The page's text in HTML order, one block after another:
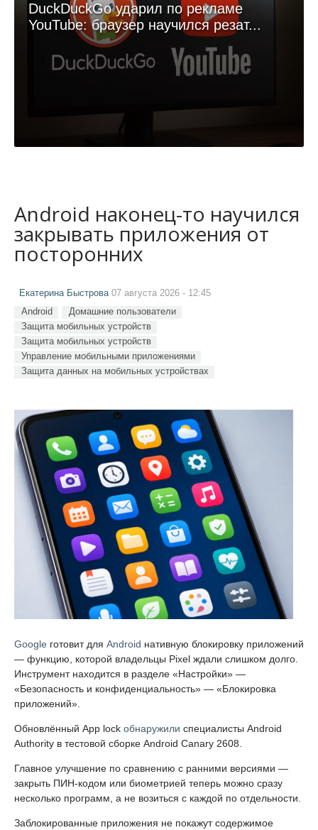
DuckDuckGo ударил по рекламе
YouTube: браузер научился резат...
Android наконец-то научился
закрывать приложения от
посторонних
Екатерина Быстрова07 августа 2026 - 12:45
Android
Домашние пользователи
Защита мобильных устройств
Защита мобильных устройств
Управление мобильными приложениями
Защита данных на мобильных устройствах
Google готовит для Android нативную блокировку приложений
— функцию, которой владельцы Pixel ждали слишком долго.
Инструмент находится в разделе «Настройки» —
«Безопасность и конфиденциальность» — «Блокировка
приложений».
Обновлённый App lock обнаружили специалисты Android
Authority в тестовой сборке Android Canary 2608.
Главное улучшение по сравнению с ранними версиями —
закрыть ПИН-кодом или биометрией теперь можно сразу
несколько программ, а не возиться с каждой по отдельности.
Заблокированные приложения не покажут содержимое